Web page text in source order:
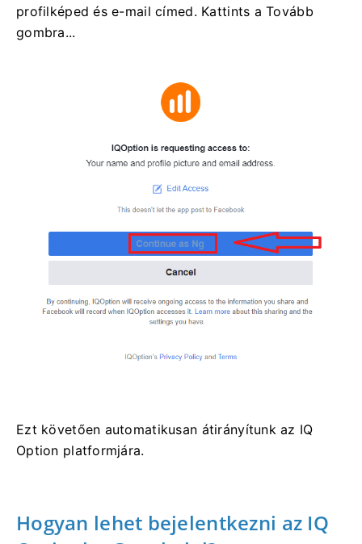
profilképed és e-mail címed. Kattints a Tovább
gombra...
Ezt követően automatikusan átirányítunk az IQ
Option platformjára.
Hogyan lehet bejelentkezni az IQ